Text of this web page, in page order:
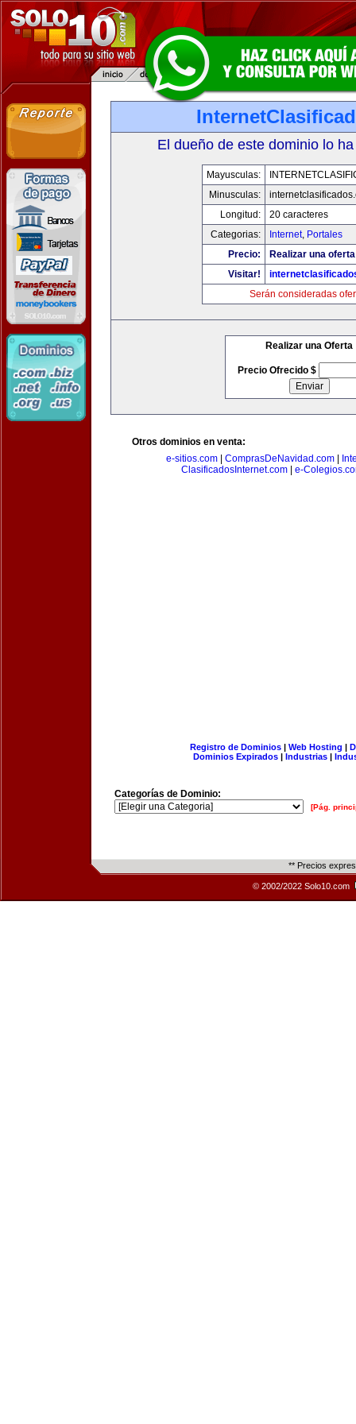
El dueño de este dominio lo
Mayusculas:
Minusculas:
Longitud:
20 caracteres
Categorias:
Internet, Portales
Precio:
Realizar una
Visitar!
Serán consideradas
Realizar una Oferta
Precio Ofrecido $
Otros dominios en venta:
e-sitios.com| ComprasDeNavidad.com|
ClasificadosInternet.com| e-
Registro de Dominios| Web Hosting |
Dominios Expirados | Industrias |
Categorías de Dominio:
[Pág.
** Precios
© 2002/2022 Solo10.com